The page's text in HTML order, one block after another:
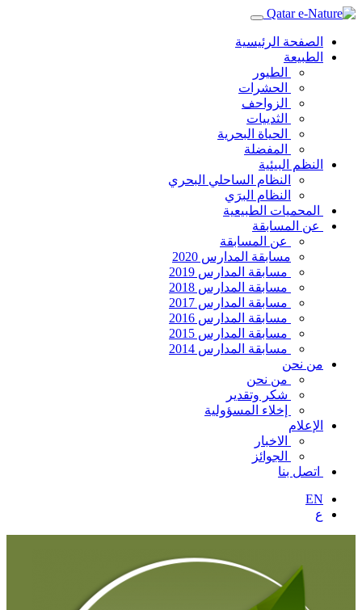
الصفحة الرئيسية
الطبيعة
الطيور
الحشرات
الزواحف
الثدييات
الحياة البحرية
المفضلة
النظم البيئية
النظام الساحلي البحري
النظام البرَي
المحميات الطبيعية
عن المسابقة
عن المسابقة
مسابقة المدارس 2020
مسابقة المدارس 2019
مسابقة المدارس 2018
مسابقة المدارس 2017
مسابقة المدارس 2016
مسابقة المدارس 2015
مسابقة المدارس 2014
من نحن
من نحن
شكر وتقدير
إخلاء المسؤولية
الإعلام
الاخبار
الجوائز
اتصل بنا
EN
ع